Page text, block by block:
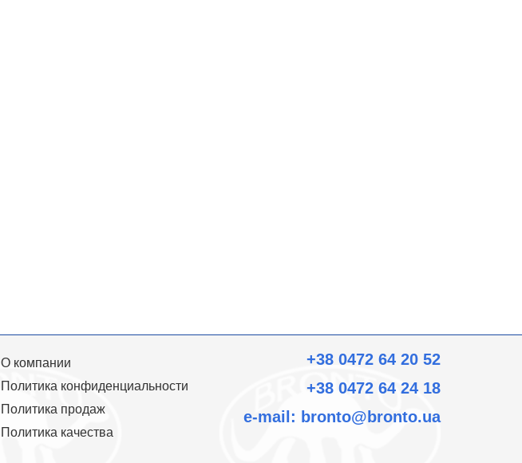
О компании
Политика конфиденциальности
Политика продаж
Политика качества
+38 0472 64 20 52
+38 0472 64 24 18
e-mail: bronto@bronto.ua